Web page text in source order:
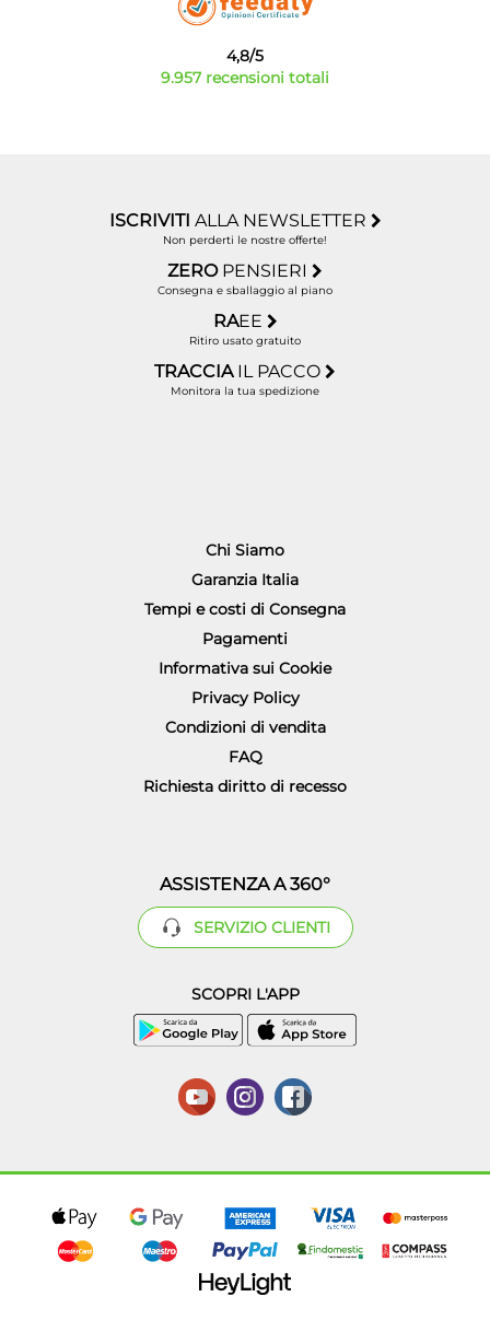
4,8/5
9.957 recensioni totali
ISCRIVITI ALLA NEWSLETTER
Non perderti le nostre offerte!
ZERO PENSIERI
Consegna e sballaggio al piano
RAEE
Ritiro usato gratuito
TRACCIA IL PACCO
Monitora la tua spedizione
Chi Siamo
Garanzia Italia
Tempi e costi di Consegna
Pagamenti
Informativa sui Cookie
Privacy Policy
Condizioni di vendita
FAQ
Richiesta diritto di recesso
ASSISTENZA A 360°
SERVIZIO CLIENTI
SCOPRI L'APP